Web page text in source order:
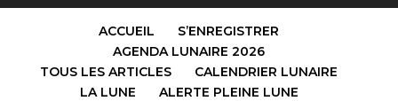
ACCUEIL
S’ENREGISTRER
AGENDA LUNAIRE 2026
TOUS LES ARTICLES
CALENDRIER LUNAIRE
LA LUNE
ALERTE PLEINE LUNE